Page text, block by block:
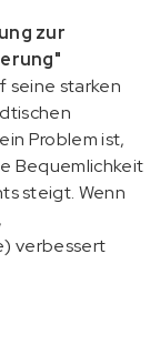
zur
seine starken
Problem ist,
Bequemlichkeit
steigt. Wenn
verbessert